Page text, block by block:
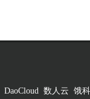
DaoCloud 数人云 饿